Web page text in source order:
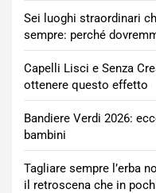
Sei luoghi straordinari
sempre: perché
Capelli Lisci e Senza
ottenere questo effetto
Bandiere Verdi 2026:
bambini
Tagliare sempre l’erba
il retroscena che in